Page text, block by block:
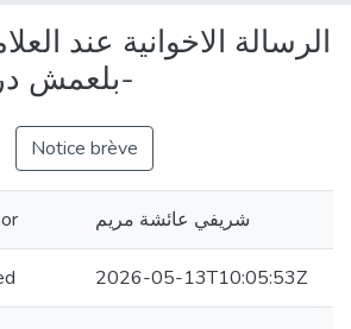
الرسالة الاخوانية عند
بلعمش دراسة وتحقيق-
Notice brève
شريفي عائشة مريم
2026-05-13T10:05:53Z